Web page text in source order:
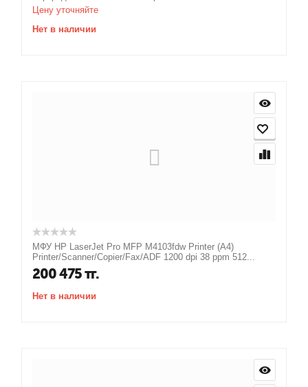
Цену уточняйте
Нет в наличии
МФУ HP LaserJet Pro MFP M4103fdw Printer (A4)
Printer/Scanner/Copier/Fax/ADF 1200 dpi 38 ppm 512...
200 475тг.
Нет в наличии